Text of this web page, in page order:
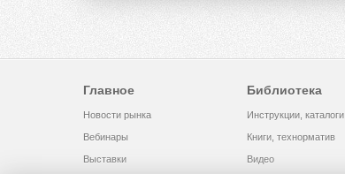
Главное
Новости рынка
Вебинары
Выставки
Библиотека
Инструкции, каталоги
Книги, технорматив
Видео